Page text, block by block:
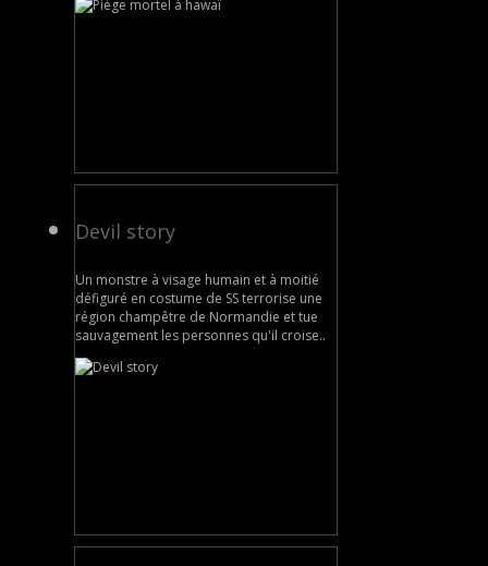
Devil story
Un monstre à visage humain et à moitié
défiguré en costume de SS terrorise une
région champêtre de Normandie et tue
sauvagement les personnes qu'il croise..